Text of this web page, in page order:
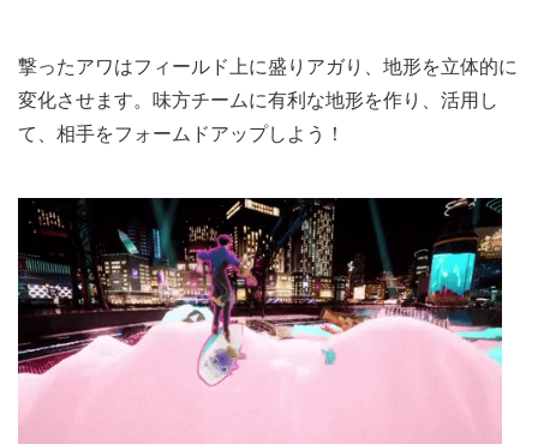
撃ったアワはフィールド上に盛りアガり、地形を立体的に
変化させます。味方チームに有利な地形を作り、活用し
て、相手をフォームドアップしよう！